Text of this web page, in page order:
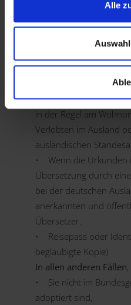
Alle
Zusätzlich für ledige
Staatsangehörige:
Eltern.
• amtliche
Familienstand, nicht
in der Regel am
Verlobten im Ausland
ausländischen
• Wenn die Urkunden
Übersetzung durch
bei der deutschen
anerkannten und
Übersetzer.
• Reisepass oder
beglaubigte Kopie)
In allen anderen Fällen
• Sie nicht im
adoptiert sind,